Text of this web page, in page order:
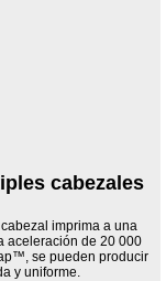
cabezales
imprima a una
aceleración de 20 000
se pueden producir
y uniforme.